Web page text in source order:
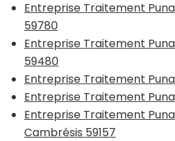
Entreprise Traitement
59780
Entreprise Traitement
59480
Entreprise Traitement
Entreprise Traitement
Entreprise Traitement
Cambrésis 59157